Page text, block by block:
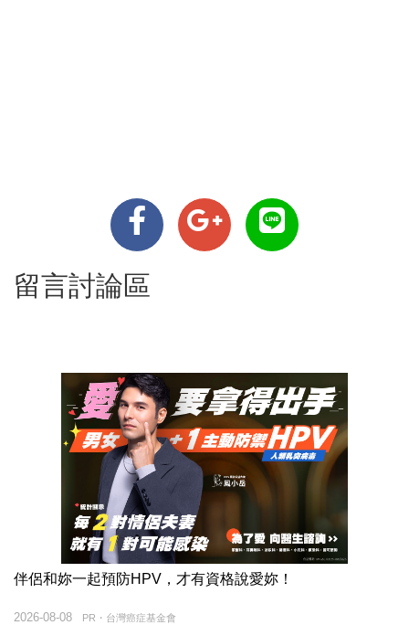
留言討論區
伴侶和妳一起預防HPV，才有資格說愛妳！
PR・台灣癌症基金會
2026-08-08